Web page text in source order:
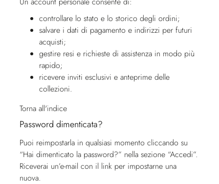
controllare lo stato e lo storico degli ordini;
salvare i dati di pagamento e indirizzi per futuri
acquisti;
gestire resi e richieste di assistenza in modo più
rapido;
ricevere inviti esclusivi e anteprime delle
collezioni.
Torna all'indice
Password dimenticata?
Puoi reimpostarla in qualsiasi momento cliccando su
“Hai dimenticato la password?” nella sezione “Accedi”.
Riceverai un’e-mail con il link per impostarne una
nuova.